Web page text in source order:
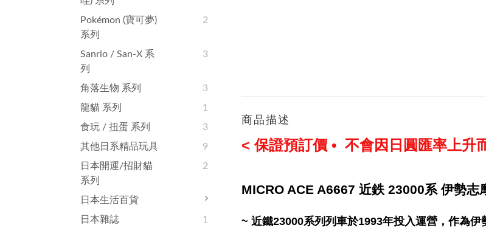
Pokémon (寶可夢)
系列
2
Sanrio / San-X 系
列
3
角落生物 系列
3
龍貓 系列
1
食玩 / 扭蛋 系列
3
其他日系精品玩具
9
日本開運/招財貓
系列
2
日本生活百貨
日本雜誌
1
商品描述
< 保證預訂價 • 不會因日圓匯率上升
MICRO ACE A6667 近鉄 23000系 伊勢志
~ 近鐵23000系列列車於1993年投入運營，作為伊